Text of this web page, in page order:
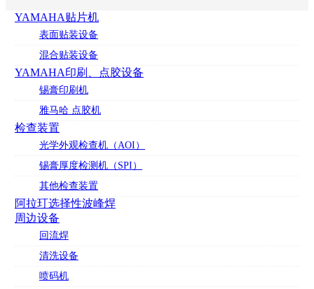
YAMAHA贴片机
表面贴装设备
混合贴装设备
YAMAHA印刷、点胶设备
锡膏印刷机
雅马哈 点胶机
检查装置
光学外观检查机（AOI）
锡膏厚度检测机（SPI）
其他检查装置
阿拉玎选择性波峰焊
周边设备
回流焊
清洗设备
喷码机